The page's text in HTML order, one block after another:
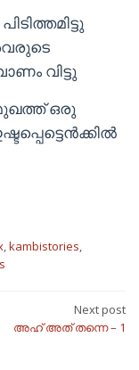
വിട്ടു
ഒരു
,kambistories,
Next post
അഹ് അത് തന്നെ – 1